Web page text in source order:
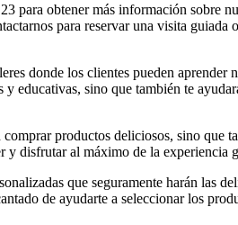
para obtener más información sobre
para reservar una visita guiada
donde los clientes pueden aprender
educativas, sino que también te
productos deliciosos, sino que
y disfrutar al máximo de la experiencia
que seguramente harán las
de ayudarte a seleccionar los